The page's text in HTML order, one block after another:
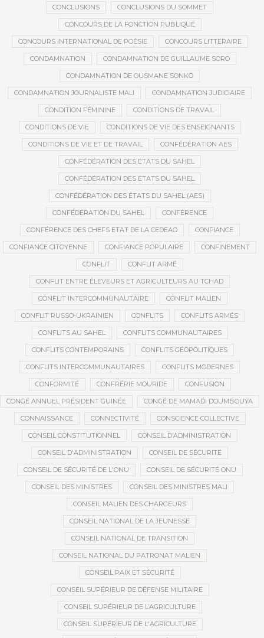
CONCLUSIONS CONCLUSIONS DU SOMMET
CONCOURS DE LA FONCTION PUBLIQUE
CONCOURS INTERNATIONAL DE POÉSIE CONCOURS LITTÉRAIRE
CONDAMNATION CONDAMNATION DE GUILLAUME SORO
CONDAMNATION DE OUSMANE SONKO
CONDAMNATION JOURNALISTE MALI CONDAMNATION JUDICIAIRE
CONDITION FÉMININE CONDITIONS DE TRAVAIL
CONDITIONS DE VIE CONDITIONS DE VIE DES ENSEIGNANTS
CONDITIONS DE VIE ET DE TRAVAIL CONFÉDÉRATION AES
CONFÉDÉRATION DES ÉTATS DU SAHEL
CONFÉDÉRATION DES ETATS DU SAHEL
CONFÉDÉRATION DES ÉTATS DU SAHEL (AES)
CONFÉDÉRATION DU SAHEL CONFÉRENCE
CONFÉRENCE DES CHEFS ETAT DE LA CEDEAO CONFIANCE
CONFIANCE CITOYENNE CONFIANCE POPULAIRE CONFINEMENT
CONFLIT CONFLIT ARMÉ
CONFLIT ENTRE ÉLEVEURS ET AGRICULTEURS AU TCHAD
CONFLIT INTERCOMMUNAUTAIRE CONFLIT MALIEN
CONFLIT RUSSO-UKRAINIEN CONFLITS CONFLITS ARMÉS
CONFLITS AU SAHEL CONFLITS COMMUNAUTAIRES
CONFLITS CONTEMPORAINS CONFLITS GÉOPOLITIQUES
CONFLITS INTERCOMMUNAUTAIRES CONFLITS MODERNES
CONFORMITÉ CONFRÉRIE MOURIDE CONFUSION
CONGÉ ANNUEL PRÉSIDENT GUINÉE CONGÉ DE MAMADI DOUMBOUYA
CONNAISSANCE CONNECTIVITÉ CONSCIENCE COLLECTIVE
CONSEIL CONSTITUTIONNEL CONSEIL D’ADMINISTRATION
CONSEIL D'ADMINISTRATION CONSEIL DE SÉCURITÉ
CONSEIL DE SÉCURITÉ DE L'ONU CONSEIL DE SÉCURITÉ ONU
CONSEIL DES MINISTRES CONSEIL DES MINISTRES MALI
CONSEIL MALIEN DES CHARGEURS
CONSEIL NATIONAL DE LA JEUNESSE
CONSEIL NATIONAL DE TRANSITION
CONSEIL NATIONAL DU PATRONAT MALIEN
CONSEIL PAIX ET SÉCURITÉ
CONSEIL SUPÉRIEUR DE DÉFENSE MILITAIRE
CONSEIL SUPÉRIEUR DE L’AGRICULTURE
CONSEIL SUPÉRIEUR DE L'AGRICULTURE